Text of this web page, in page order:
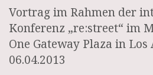
Vortrag im Rahmen der
Konferenz „re:street“ im
One Gateway Plaza in Los
06.04.2013